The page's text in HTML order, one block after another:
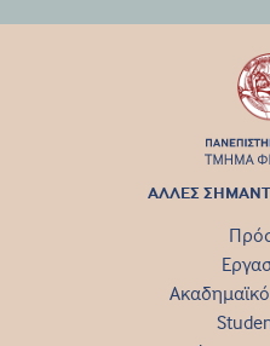
ΑΛΛΕΣ